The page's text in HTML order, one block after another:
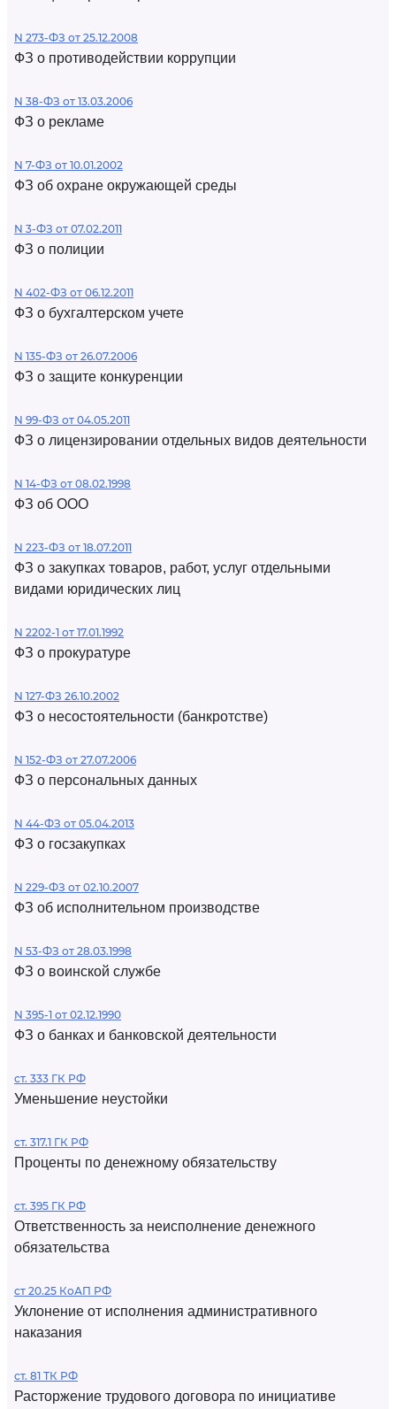
N 273-ФЗ от 25.12.2008
ФЗ о противодействии коррупции
N 38-ФЗ от 13.03.2006
ФЗ о рекламе
N 7-ФЗ от 10.01.2002
ФЗ об охране окружающей среды
N 3-ФЗ от 07.02.2011
ФЗ о полиции
N 402-ФЗ от 06.12.2011
ФЗ о бухгалтерском учете
N 135-ФЗ от 26.07.2006
ФЗ о защите конкуренции
N 99-ФЗ от 04.05.2011
ФЗ о лицензировании отдельных видов деятельности
N 14-ФЗ от 08.02.1998
ФЗ об ООО
N 223-ФЗ от 18.07.2011
ФЗ о закупках товаров, работ, услуг отдельными
видами юридических лиц
N 2202-1 от 17.01.1992
ФЗ о прокуратуре
N 127-ФЗ 26.10.2002
ФЗ о несостоятельности (банкротстве)
N 152-ФЗ от 27.07.2006
ФЗ о персональных данных
N 44-ФЗ от 05.04.2013
ФЗ о госзакупках
N 229-ФЗ от 02.10.2007
ФЗ об исполнительном производстве
N 53-ФЗ от 28.03.1998
ФЗ о воинской службе
N 395-1 от 02.12.1990
ФЗ о банках и банковской деятельности
ст. 333 ГК РФ
Уменьшение неустойки
ст. 317.1 ГК РФ
Проценты по денежному обязательству
ст. 395 ГК РФ
Ответственность за неисполнение денежного
обязательства
ст 20.25 КоАП РФ
Уклонение от исполнения административного
наказания
ст. 81 ТК РФ
Расторжение трудового договора по инициативе